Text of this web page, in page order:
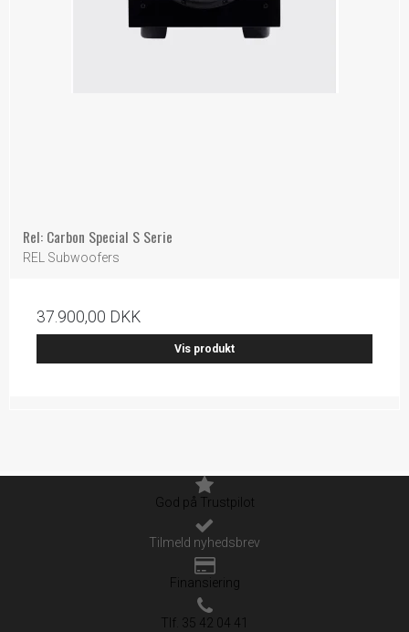
Rel: Carbon Special S Serie
REL Subwoofers
37.900,00 DKK
Vis produkt
God på Trustpilot
Tilmeld nyhedsbrev
Finansiering
Tlf. 35 42 04 41